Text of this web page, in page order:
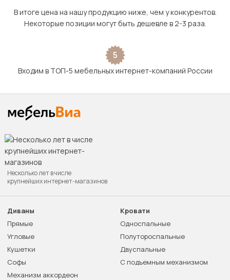
В итоге цена на нашу продукцию ниже, чем у конкурентов.
Некоторые позиции могут быть дешевле в 2-3 раза.
5
Входим в ТОП-5 мебельных интернет-компаний России
Несколько лет в числе
крупнейших интернет-магазинов
Диваны
Прямые
Угловые
Кушетки
Софы
Механизм аккордеон
Кровати
Односпальные
Полутороспальные
Двуспальные
С подъемным механизмом